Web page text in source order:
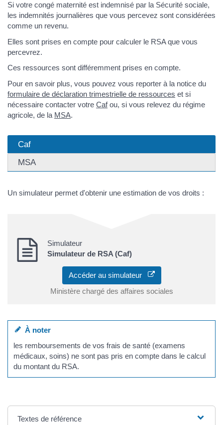
Si votre congé maternité est indemnisé par la Sécurité sociale,
les indemnités journalières que vous percevez sont considérées
comme un revenu.
Elles sont prises en compte pour calculer le RSA que vous
percevrez.
Ces ressources sont différemment prises en compte.
Pour en savoir plus, vous pouvez vous reporter à la notice du
formulaire de déclaration trimestrielle de ressources et si
nécessaire contacter votre Cafou, si vous relevez du régime
agricole, de la MSA.
Caf
MSA
Un simulateur permet d'obtenir une estimation de vos droits :
Simulateur
Simulateur de RSA (Caf)
Accéder au simulateur
Ministère chargé des affaires sociales
À noter
les remboursements de vos frais de santé (examens
médicaux, soins) ne sont pas pris en compte dans le calcul
du montant du RSA.
Textes de référence